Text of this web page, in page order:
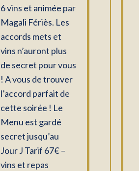
6 vins et animée par
Magali Fériès. Les
accords mets et
vins n’auront plus
de secret pour vous
! A vous de trouver
l’accord parfait de
cette soirée ! Le
Menu est gardé
secret jusqu’au
Jour J Tarif 67€ –
vins et repas